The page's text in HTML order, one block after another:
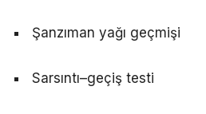
Şanzıman yağı geçmişi
Sarsıntı–geçiş testi